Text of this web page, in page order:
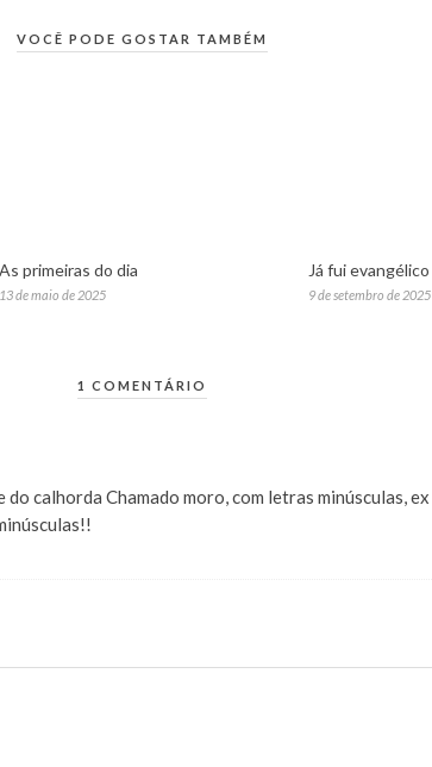
VOCÊ PODE GOSTAR TAMBÉM
As primeiras do dia
13 de maio de 2025
Já fui evangélico
9 de setembro de 2025
1 COMENTÁRIO
calhorda Chamado moro, com letras minúsculas, ex